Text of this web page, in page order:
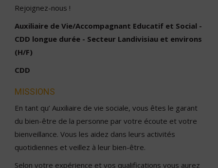
Rejoignez-nous !
Auxiliaire de Vie/Accompagnant Educatif et Social -
CDD longue durée - Secteur Landivisiau et environs
(H/F)
CDD
MISSIONS
En tant qu’ Auxiliaire de vie sociale, vous êtes le garant
du bien-être de la personne par votre écoute et votre
bienveillance. Vous les aidez dans leurs activités
quotidiennes et veillez à leur bien-être.
Selon votre expérience et vos qualifications vous aurez